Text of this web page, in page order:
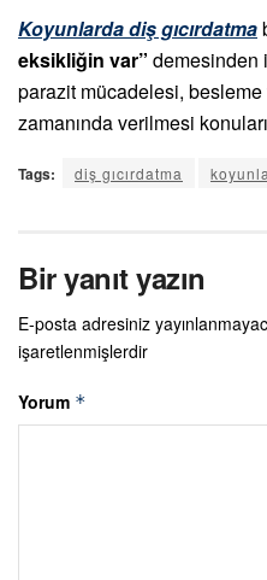
Koyunlarda diş gıcırdatma
eksikliğin var” demesinden
parazit mücadelesi,
zamanında verilmesi
Tags: diş gıcırdatma
Bir yanıt yazın
E-posta adresiniz
işaretlenmişlerdir
Yorum *